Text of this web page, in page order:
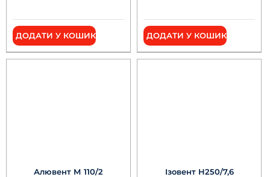
ДОДАТИ У КОШИК ДОДАТИ У КОШИК
Алювент М 110/2 Ізовент Н250/7,6